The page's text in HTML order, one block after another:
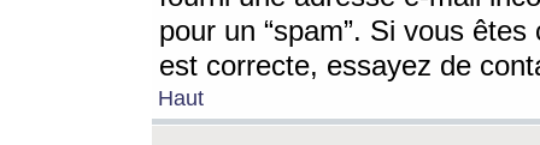
pour un “spam”. Si vous
est correcte, essayez de
Haut